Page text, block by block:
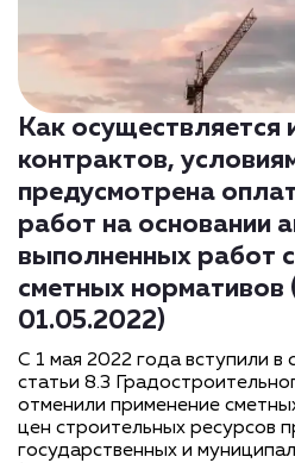
Как осуществляется
контрактов,
предусмотрена
работ на основании
выполненных работ
сметных
01.05.2022)
С 1 мая 2022 года вступили в
статьи 8.3
отменили применение
цен строительных ресурсов
государственных и